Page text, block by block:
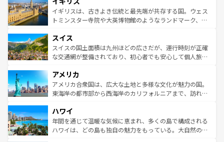
香り高いラベンダー畑など、多彩な楽しみ方が可能だ。さ
らに、パリ以外の地域にも魅力が溢れており、どの街角に
れる地方に足を運ぶとそれぞれで全く異なる文化を体験で
きるだろう。 なお、新着のフランス情報はコンテンツ一覧
を参照してほしい。
ルリンの文化的活気、バイエルン州のアルプスの絶景、そ
してライン川沿いのワイン畑といった風景は必見。ビール
は、お酒好きな人にはぜひ体験してほしい。 なお、新着の
ドイツ情報はコンテンツ一覧を参照してほしい。
イギリスは、古きよき伝統と最先端が共存する国。ウェス
トミンスター寺院や大英博物館のようなランドマーク、歴
リアごとに異なる魅力がある。また、優雅なアフタヌーン
ティー、ビール好きにはたまらない英国パブ、サッカー観
戦など、本場だからこそできる体験も豊富。イギリスを旅
ンツ一覧を参照してほしい。
スイス
スイスの国土面積は九州ほどの広さだが、運行時刻が正確
な交通網が整備されており、初心者でも安心して個人旅行
の建物がそのまま残る町や、スイスならではのユニークな
博物館もあり、アルプス観光だけでなく町歩きも満喫する
ことができる。国民の所得が高いため物価も高いが、旅行
ば市内交通費無料で観光を楽しむこともできる。 なお、新
着のスイス情報はコンテンツ一覧 を参照してほしい。
アメリカ
アメリカ合衆国は、広大な土地と多様な文化が魅力の国。
東海岸の都市部から西海岸のカリフォルニアまで、訪れる
のような巨大都市は、観光、ショッピング、エンターテイ
ンメントが詰まった刺激的なスポットだ。一方、アメリカ
西部には大自然が広がり、グランドキャニオンやイエロー
ハワイ
年間を通じて温暖な気候に恵まれ、多くの島で構成される
ハワイは、どの島も独自の魅力をもっている。大自然の神